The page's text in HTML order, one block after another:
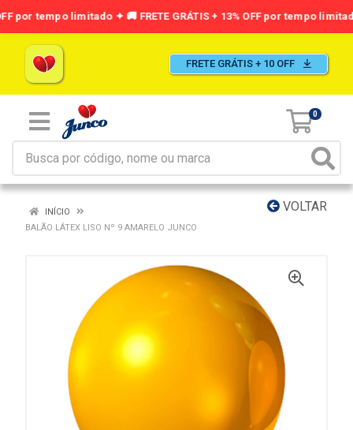
FRETE GRÁTIS + 10 OFF
0
VOLTAR
INÍCIO
BALÃO LÁTEX LISO Nº 9 AMARELO JUNCO